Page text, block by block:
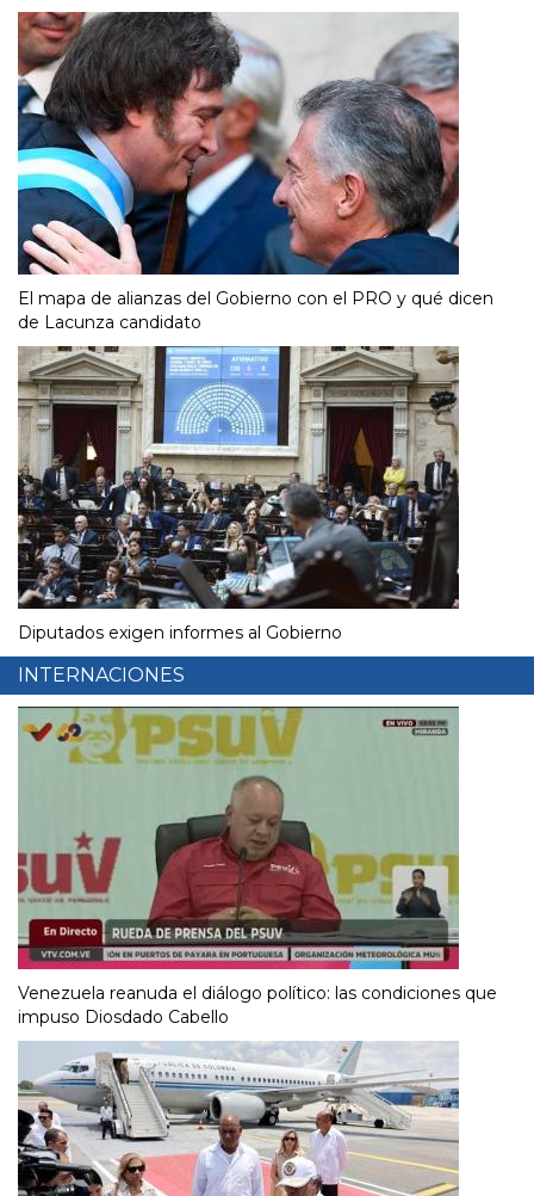
El mapa de alianzas del Gobierno con el PRO y qué dicen
de Lacunza candidato
Diputados exigen informes al Gobierno
INTERNACIONES
Venezuela reanuda el diálogo político: las condiciones que
impuso Diosdado Cabello